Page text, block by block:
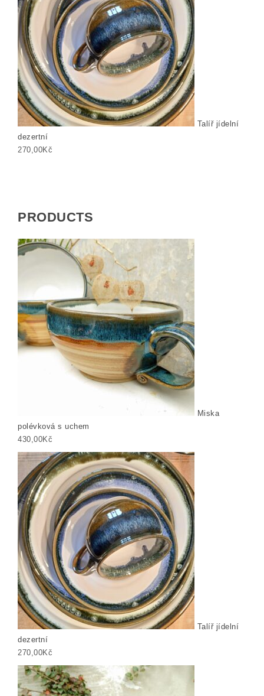
Talíř jídelní
dezertní
270,00Kč
PRODUCTS
Miska
polévková s uchem
430,00Kč
Talíř jídelní
dezertní
270,00Kč